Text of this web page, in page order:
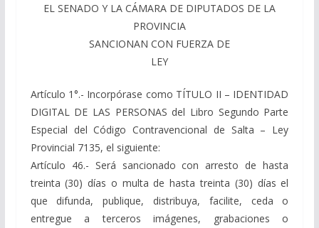
EL SENADO Y LA CÁMARA DE DIPUTADOS DE LA
PROVINCIA
SANCIONAN CON FUERZA DE
LEY
Artículo 1°.- Incorpórase como TÍTULO II – IDENTIDAD
DIGITAL DE LAS PERSONAS del Libro Segundo Parte
Especial del Código Contravencional de Salta – Ley
Provincial 7135, el siguiente:
Artículo 46.- Será sancionado con arresto de hasta
treinta (30) días o multa de hasta treinta (30) días el
que difunda, publique, distribuya, facilite, ceda o
entregue a terceros imágenes, grabaciones o